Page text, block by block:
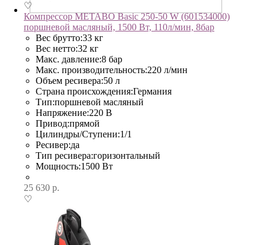
♡
Компрессор METABO Basic 250-50 W (601534000)
поршневой масляный, 1500 Вт, 110л/мин, 8бар
Вес брутто:33 кг
Вес нетто:32 кг
Макс. давление:8 бар
Макс. производительность:220 л/мин
Объем ресивера:50 л
Страна происхождения:Германия
Тип:поршневой масляный
Напряжение:220 В
Привод:прямой
Цилиндры/Ступени:1/1
Ресивер:да
Тип ресивера:горизонтальный
Мощность:1500 Вт
25 630 р.
♡